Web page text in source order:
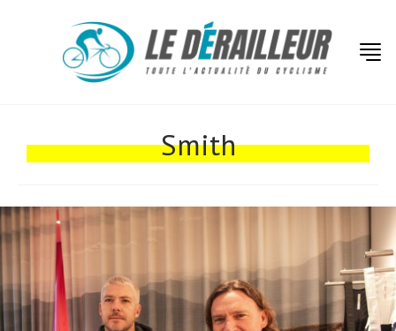
Smith
Tests de produits
Conseils
Tendances
Tous nos articles
À propos